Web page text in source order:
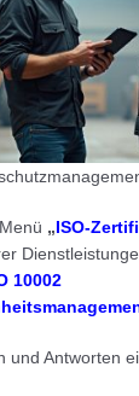
„ISO-
10002
und Antworten